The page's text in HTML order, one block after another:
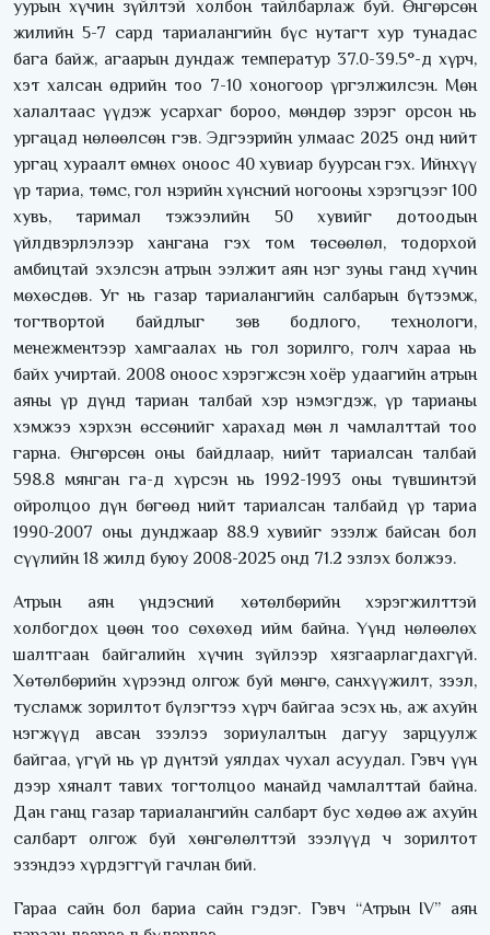
уурын хүчин зүйлтэй холбон тайлбарлаж буй. Өнгөрсөн
жилийн 5-7 сард тариалангийн бүс нутагт хур тунадас
бага байж, агаарын дундаж температур 37.0-39.5°-д хүрч,
хэт халсан өдрийн тоо 7-10 хоногоор үргэлжилсэн. Мөн
халалтаас үүдэж усархаг бороо, мөндөр зэрэг орсон нь
ургацад нөлөөлсөн гэв. Эдгээрийн улмаас 2025 онд нийт
ургац хураалт өмнөх оноос 40 хувиар буурсан гэх. Ийнхүү
үр тариа, төмс, гол нэрийн хүнсний ногооны хэрэгцээг 100
хувь, таримал тэжээлийн 50 хувийг дотоодын
үйлдвэрлэлээр хангана гэх том төсөөлөл, тодорхой
амбицтай эхэлсэн атрын ээлжит аян нэг зуны ганд хүчин
мөхөсдөв. Уг нь газар тариалангийн салбарын бүтээмж,
тогтвортой байдлыг зөв бодлого, технологи,
менежментээр хамгаалах нь гол зорилго, голч хараа нь
байх учиртай. 2008 оноос хэрэгжсэн хоёр удаагийн атрын
аяны үр дүнд тариан талбай хэр нэмэгдэж, үр тарианы
хэмжээ хэрхэн өссөнийг харахад мөн л чамлалттай тоо
гарна. Өнгөрсөн оны байдлаар, нийт тариалсан талбай
598.8 мянган га-д хүрсэн нь 1992-1993 оны түвшинтэй
ойролцоо дүн бөгөөд нийт тариалсан талбайд үр тариа
1990-2007 оны дунджаар 88.9 хувийг эзэлж байсан бол
сүүлийн 18 жилд буюу 2008-2025 онд 71.2 эзлэх болжээ.
Атрын аян үндэсний хөтөлбөрийн хэрэгжилттэй
холбогдох цөөн тоо сөхөхөд ийм байна. Үүнд нөлөөлөх
шалтгаан байгалийн хүчин зүйлээр хязгаарлагдахгүй.
Хөтөлбөрийн хүрээнд олгож буй мөнгө, санхүүжилт, зээл,
тусламж зорилтот бүлэгтээ хүрч байгаа эсэх нь, аж ахуйн
нэгжүүд авсан зээлээ зориулалтын дагуу зарцуулж
байгаа, үгүй нь үр дүнтэй уялдах чухал асуудал. Гэвч үүн
дээр хяналт тавих тогтолцоо манайд чамлалттай байна.
Дан ганц газар тариалангийн салбарт бус хөдөө аж ахуйн
салбарт олгож буй хөнгөлөлттэй зээлүүд ч зорилтот
эзэндээ хүрдэггүй гачлан бий.
Гараа сайн бол бариа сайн гэдэг. Гэвч “Атрын IV” аян